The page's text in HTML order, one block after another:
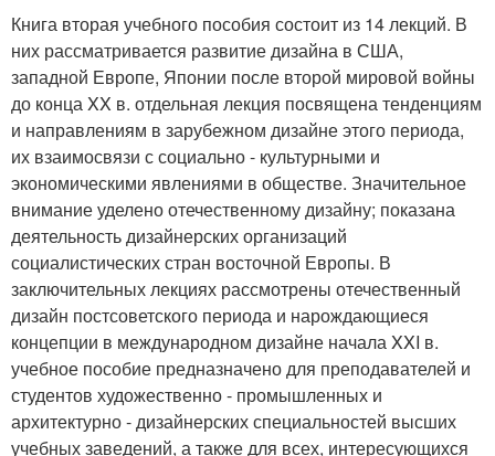
Книга вторая учебного пособия состоит из 14 лекций. В
них рассматривается развитие дизайна в США,
западной Европе, Японии после второй мировой войны
до конца XX в. отдельная лекция посвящена тенденциям
и направлениям в зарубежном дизайне этого периода,
их взаимосвязи с социально - культурными и
экономическими явлениями в обществе. Значительное
внимание уделено отечественному дизайну; показана
деятельность дизайнерских организаций
социалистических стран восточной Европы. В
заключительных лекциях рассмотрены отечественный
дизайн постсоветского периода и нарождающиеся
концепции в международном дизайне начала XXI в.
учебное пособие предназначено для преподавателей и
студентов художественно - промышленных и
архитектурно - дизайнерских специальностей высших
учебных заведений, а также для всех, интересующихся